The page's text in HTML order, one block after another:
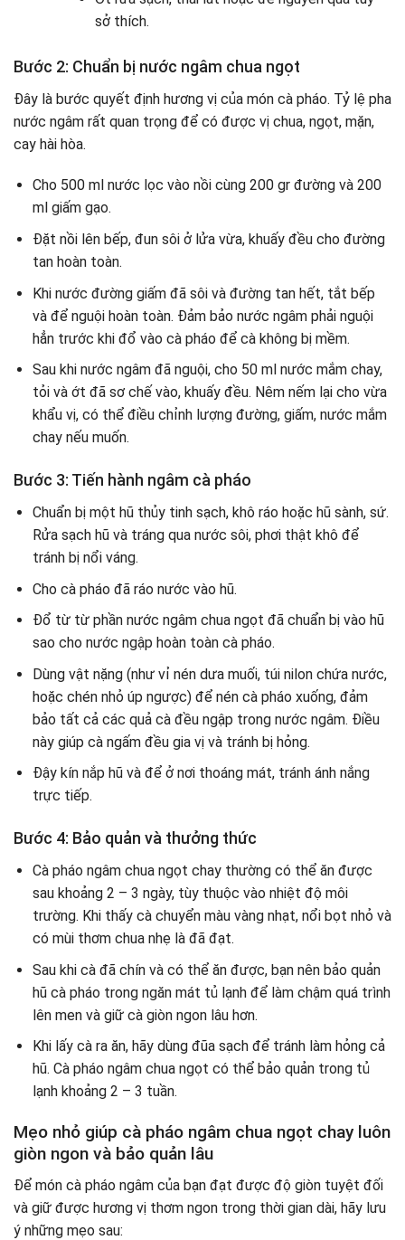
sở thích.
Bước 2: Chuẩn bị nước ngâm chua ngọt
Đây là bước quyết định hương vị của món cà pháo. Tỷ lệ pha
nước ngâm rất quan trọng để có được vị chua, ngọt, mặn,
cay hài hòa.
Cho 500 ml nước lọc vào nồi cùng 200 gr đường và 200
ml giấm gạo.
Đặt nồi lên bếp, đun sôi ở lửa vừa, khuấy đều cho đường
tan hoàn toàn.
Khi nước đường giấm đã sôi và đường tan hết, tắt bếp
và để nguội hoàn toàn. Đảm bảo nước ngâm phải nguội
hẳn trước khi đổ vào cà pháo để cà không bị mềm.
Sau khi nước ngâm đã nguội, cho 50 ml nước mắm chay,
tỏi và ớt đã sơ chế vào, khuấy đều. Nêm nếm lại cho vừa
khẩu vị, có thể điều chỉnh lượng đường, giấm, nước mắm
chay nếu muốn.
Bước 3: Tiến hành ngâm cà pháo
Chuẩn bị một hũ thủy tinh sạch, khô ráo hoặc hũ sành, sứ.
Rửa sạch hũ và tráng qua nước sôi, phơi thật khô để
tránh bị nổi váng.
Cho cà pháo đã ráo nước vào hũ.
Đổ từ từ phần nước ngâm chua ngọt đã chuẩn bị vào hũ
sao cho nước ngập hoàn toàn cà pháo.
Dùng vật nặng (như vỉ nén dưa muối, túi nilon chứa nước,
hoặc chén nhỏ úp ngược) để nén cà pháo xuống, đảm
bảo tất cả các quả cà đều ngập trong nước ngâm. Điều
này giúp cà ngấm đều gia vị và tránh bị hỏng.
Đậy kín nắp hũ và để ở nơi thoáng mát, tránh ánh nắng
trực tiếp.
Bước 4: Bảo quản và thưởng thức
Cà pháo ngâm chua ngọt chay thường có thể ăn được
sau khoảng 2 – 3 ngày, tùy thuộc vào nhiệt độ môi
trường. Khi thấy cà chuyển màu vàng nhạt, nổi bọt nhỏ và
có mùi thơm chua nhẹ là đã đạt.
Sau khi cà đã chín và có thể ăn được, bạn nên bảo quản
hũ cà pháo trong ngăn mát tủ lạnh để làm chậm quá trình
lên men và giữ cà giòn ngon lâu hơn.
Khi lấy cà ra ăn, hãy dùng đũa sạch để tránh làm hỏng cả
hũ. Cà pháo ngâm chua ngọt có thể bảo quản trong tủ
lạnh khoảng 2 – 3 tuần.
Mẹo nhỏ giúp cà pháo ngâm chua ngọt chay luôn
giòn ngon và bảo quản lâu
Để món cà pháo ngâm của bạn đạt được độ giòn tuyệt đối
và giữ được hương vị thơm ngon trong thời gian dài, hãy lưu
ý những mẹo sau: